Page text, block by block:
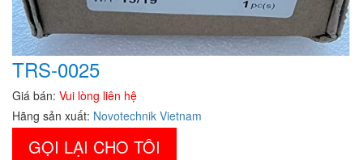
TRS-0025
Giá bán: Vui lòng liên hệ
Hãng sản xuất: Novotechnik Vietnam
GỌI LẠI CHO TÔI